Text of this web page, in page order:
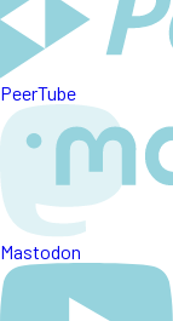
PeerTube
Mastodon